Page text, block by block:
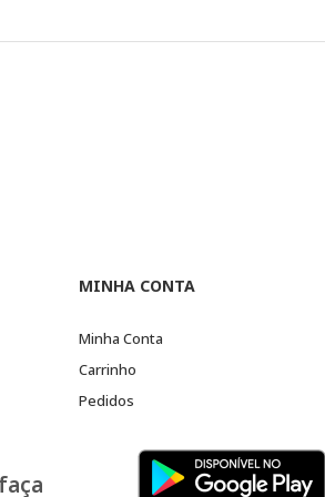
MINHA CONTA
Minha Conta
Carrinho
Pedidos